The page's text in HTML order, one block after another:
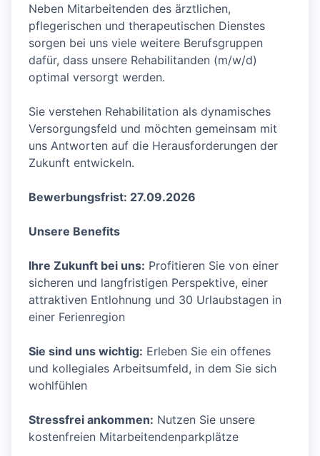
Neben Mitarbeitenden des ärztlichen,
pflegerischen und therapeutischen Dienstes
sorgen bei uns viele weitere Berufsgruppen
dafür, dass unsere Rehabilitanden (m/w/d)
optimal versorgt werden.
Sie verstehen Rehabilitation als dynamisches
Versorgungsfeld und möchten gemeinsam mit
uns Antworten auf die Herausforderungen der
Zukunft entwickeln.
Bewerbungsfrist: 27.09.2026
Unsere Benefits
Ihre Zukunft bei uns: Profitieren Sie von einer
sicheren und langfristigen Perspektive, einer
attraktiven Entlohnung und 30 Urlaubstagen in
einer Ferienregion
Sie sind uns wichtig: Erleben Sie ein offenes
und kollegiales Arbeitsumfeld, in dem Sie sich
wohlfühlen
Stressfrei ankommen: Nutzen Sie unsere
kostenfreien Mitarbeitendenparkplätze